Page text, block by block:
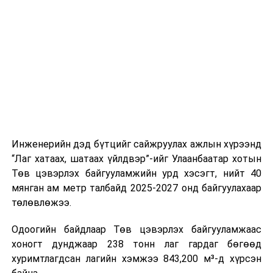
өдөр тутмын ажлын бэлэн байдлыг хангах зэрэг
практик ур чадварыг сургалтын хөтөлбөрт тусгажээ.
Сургалтыг танилцуулах лекц, асуулт-хариулт,
жишээнд суурилсан сургалт, багаар ажиллах дасгал,
танилцах, онцгой нөхцөлд ажиллах дадлага зэрэг
онол, практик хосолсон хэлбэрээр зохион байгуулж
байна.
Инженерийн дэд бүтцийг сайжруулах ажлын хүрээнд
“Лаг хатаах, шатаах үйлдвэр”-ийг Улаанбаатар хотын
Төв цэвэрлэх байгууламжийн урд хэсэгт, нийт 40
мянган ам метр талбайд 2025-2027 онд байгуулахаар
төлөвлөжээ.
Одоогийн байдлаар Төв цэвэрлэх байгууламжаас
хоногт дунджаар 238 тонн лаг гардаг бөгөөд
хуримтлагдсан лагийн хэмжээ 843,200 м³-д хүрсэн